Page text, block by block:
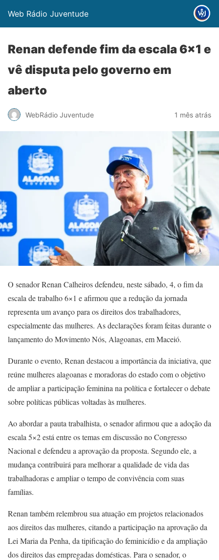
Web Rádio Juventude
Renan defende fim da escala 6×1 e
vê disputa pelo governo em
aberto
WebRádio Juventude 1 mês atrás
O senador Renan Calheiros defendeu, neste sábado, 4, o fim da
escala de trabalho 6×1 e afirmou que a redução da jornada
representa um avanço para os direitos dos trabalhadores,
especialmente das mulheres. As declarações foram feitas durante o
lançamento do Movimento Nós, Alagoanas, em Maceió.
Durante o evento, Renan destacou a importância da iniciativa, que
reúne mulheres alagoanas e moradoras do estado com o objetivo
de ampliar a participação feminina na política e fortalecer o debate
sobre políticas públicas voltadas às mulheres.
Ao abordar a pauta trabalhista, o senador afirmou que a adoção da
escala 5×2 está entre os temas em discussão no Congresso
Nacional e defendeu a aprovação da proposta. Segundo ele, a
mudança contribuirá para melhorar a qualidade de vida das
trabalhadoras e ampliar o tempo de convivência com suas
famílias.
Renan também relembrou sua atuação em projetos relacionados
aos direitos das mulheres, citando a participação na aprovação da
Lei Maria da Penha, da tipificação do feminicídio e da ampliação
dos direitos das empregadas domésticas. Para o senador, o